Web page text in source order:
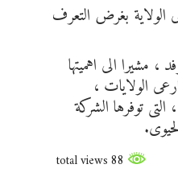
الولاية بغرض التعرف
، مشيرا الى اهميتها
الولايات ،
التى توفرها الشركة